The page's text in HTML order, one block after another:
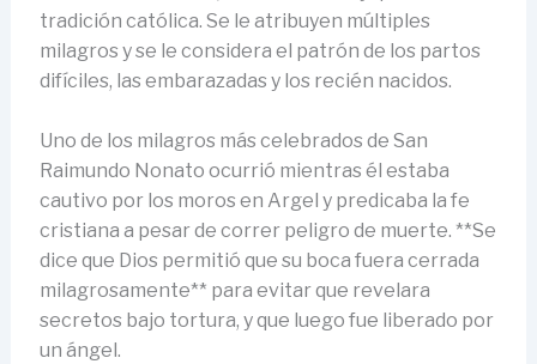
tradición católica. Se le atribuyen múltiples
milagros y se le considera el patrón de los partos
difíciles, las embarazadas y los recién nacidos.
Uno de los milagros más celebrados de San
Raimundo Nonato ocurrió mientras él estaba
cautivo por los moros en Argel y predicaba la fe
cristiana a pesar de correr peligro de muerte. **Se
dice que Dios permitió que su boca fuera cerrada
milagrosamente** para evitar que revelara
secretos bajo tortura, y que luego fue liberado por
un ángel.